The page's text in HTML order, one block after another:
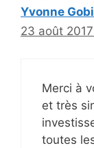
Yvonne
23 août
Merci à
et très
toutes